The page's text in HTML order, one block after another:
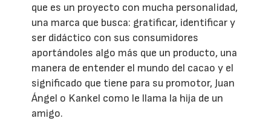
que es un proyecto con mucha personalidad,
una marca que busca: gratificar, identificar y
ser didáctico con sus consumidores
aportándoles algo más que un producto, una
manera de entender el mundo del cacao y el
significado que tiene para su promotor, Juan
Ángel o Kankel como le llama la hija de un
amigo.